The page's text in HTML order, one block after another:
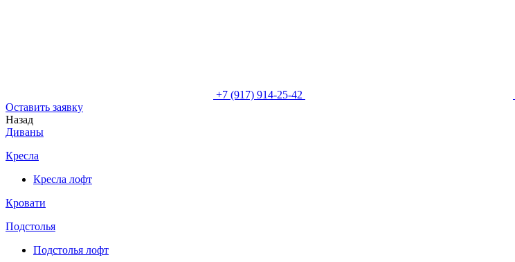
+7 (917) 914-25-42
Оставить заявку
Назад
Диваны
Кресла
Кресла лофт
Кровати
Подстолья
Подстолья лофт